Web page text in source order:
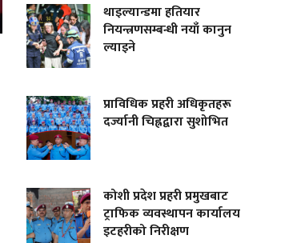
थाइल्यान्डमा हतियार
नियन्त्रणसम्बन्धी नयाँ कानुन
ल्याइने
प्राविधिक प्रहरी अधिकृतहरू
दर्ज्यानी चिह्नद्वारा सुशोभित
कोशी प्रदेश प्रहरी प्रमुखबाट
ट्राफिक व्यवस्थापन कार्यालय
इटहरीको निरीक्षण